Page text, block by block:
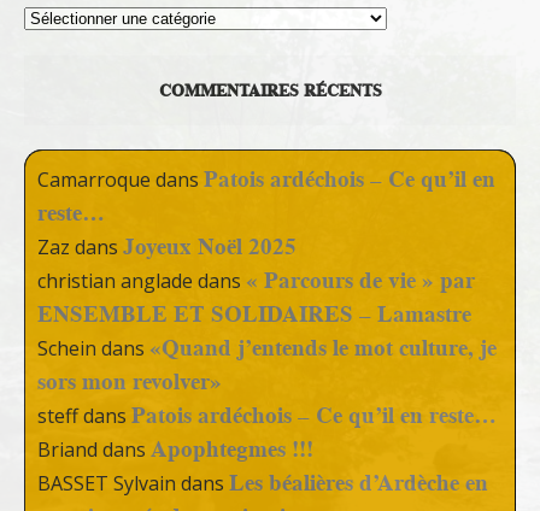
Thèmes
COMMENTAIRES RÉCENTS
Camarroque dans Patois ardéchois – Ce qu’il en
reste…
Zaz dans Joyeux Noël 2025
christian anglade dans « Parcours de vie » par
ENSEMBLE ET SOLIDAIRES – Lamastre
Schein dans «Quand j’entends le mot culture, je
sors mon revolver»
steffdans Patois ardéchois – Ce qu’il en reste…
Briand dans Apophtegmes !!!
BASSET Sylvain dans Les béalières d’Ardèche en